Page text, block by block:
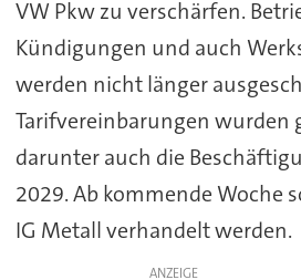
VW Pkw zu verschärfen.
Kündigungen und auch
werden nicht länger
Tarifvereinbarungen wurden
darunter auch die
2029. Ab kommende Woche
IG Metall verhandelt werden.
ANZEIGE